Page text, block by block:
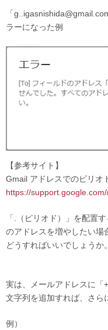
「
ラーになった例
【参考サイト】
Gmail アドレスでのピリオ
https://
「.（ピリオド）」を配置
のアドレスを増やしたい場
どうすればいいでしょうか。
実は、メールアドレスに「
文字列を追加すれば、さら
例）